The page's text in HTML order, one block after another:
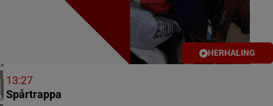
CHILI
1 meeting(s)
VERENIGDE STATEN
HERHALING
13:27
Spårtrappa